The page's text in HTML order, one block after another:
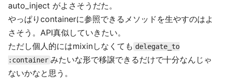
auto_inject がよさそうだた。
やっぱりcontainerに参照できるメソッドを生やすのはよ
さそう。API真似していきたい。
ただし個人的にはmixinしなくても delegate_to
:container みたいな形で移譲できるだけで十分なんじゃ
ないかなと思う。